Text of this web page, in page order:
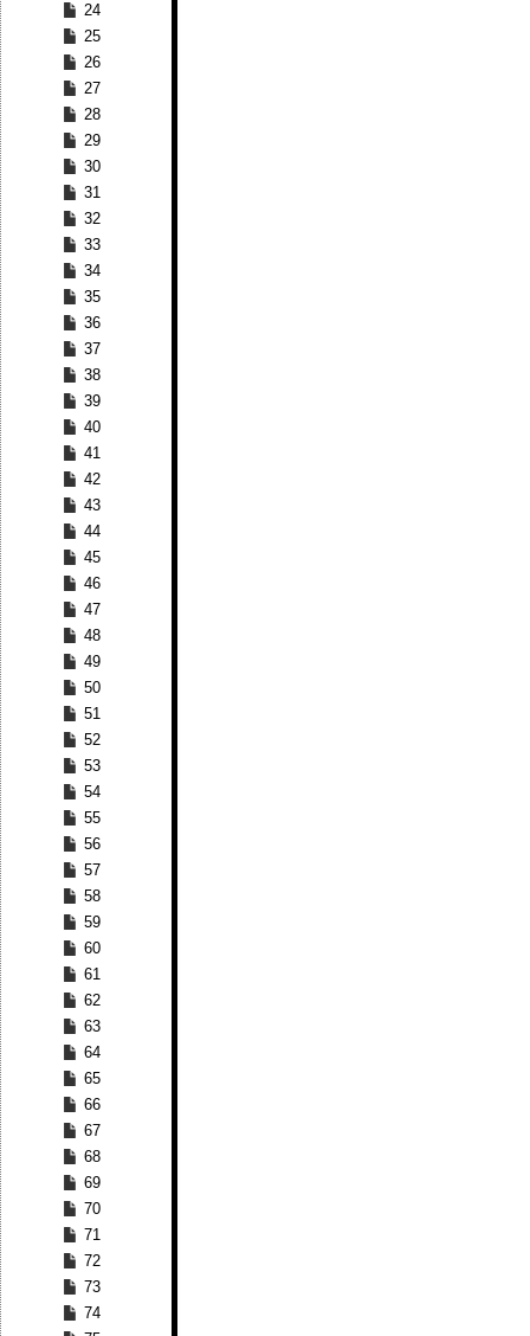
24
25
26
27
28
29
30
31
32
33
34
35
36
37
38
39
40
41
42
43
44
45
46
47
48
49
50
51
52
53
54
55
56
57
58
59
60
61
62
63
64
65
66
67
68
69
70
71
72
73
74